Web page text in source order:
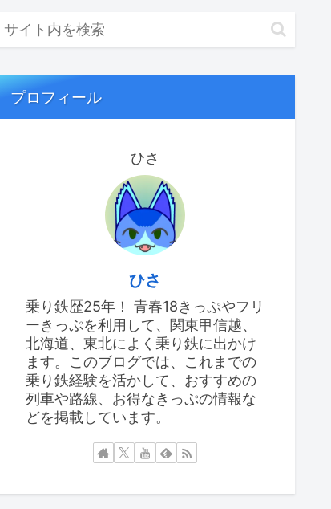
プロフィール
ひさ
ひさ
乗り鉄歴25年！ 青春18きっぷやフリ
ーきっぷを利用して、関東甲信越、
北海道、東北によく乗り鉄に出かけ
ます。このブログでは、これまでの
乗り鉄経験を活かして、おすすめの
列車や路線、お得なきっぷの情報な
どを掲載しています。